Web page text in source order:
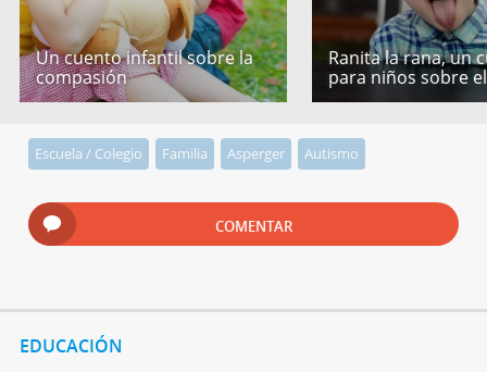
Un cuento infantil sobre la
compasión
Ranita la rana, un
para niños sobre
Escuela / Colegio Familia Asperger Autismo
COMENTAR
EDUCACIÓN